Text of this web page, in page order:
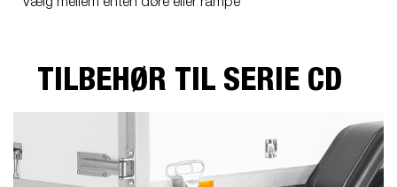
TILBEHØR TIL SERIE CD